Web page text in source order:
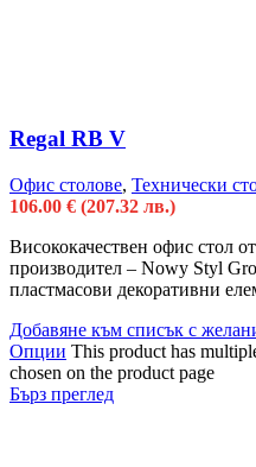
Regal RB V
Офис столове, Технически
106.00 € (207.32 лв.)
Висококачествен офис стол
производител – Nowy Styl
пластмасови декоративни
Добавяне към списък с
Опции This product has
chosen on the product page
Бърз преглед